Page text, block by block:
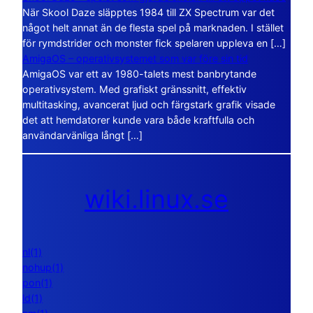
När Skool Daze släpptes 1984 till ZX Spectrum var det
något helt annat än de flesta spel på marknaden. I stället
för rymdstrider och monster fick spelaren uppleva en […]
AmigaOS – operativsystemet som var före sin tid
AmigaOS var ett av 1980-talets mest banbrytande
operativsystem. Med grafiskt gränssnitt, effektiv
multitasking, avancerat ljud och färgstark grafik visade
det att hemdatorer kunde vara både kraftfulla och
användarvänliga långt […]
wiki.linux.se
nl(1)
nohup(1)
pon(1)
ld(1)